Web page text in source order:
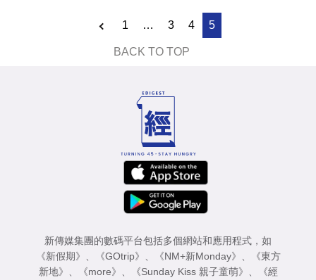
1 … 3 4 5
BACK TO TOP
新傳媒集團的數碼平台包括多個網站和應用程式，如
《新假期》
《GOtrip》 《NM+新Monday》
《東方
新地》
《more》 《Sunday Kiss 親子童萌》
《經